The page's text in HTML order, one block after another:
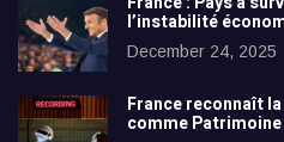
l’instabilité
December 24, 2025
France reconnaît
comme